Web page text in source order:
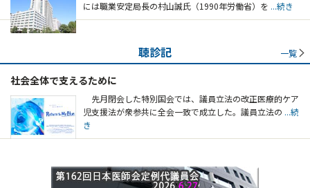
には職業安定局長の村山誠氏（1990年労働省）を ...続き
聴診記 一覧
社会全体で支えるために
先月閉会した特別国会では、議員立法の改正医療的ケア
児支援法が衆参共に全会一致で成立した。議員立法の ...続
き